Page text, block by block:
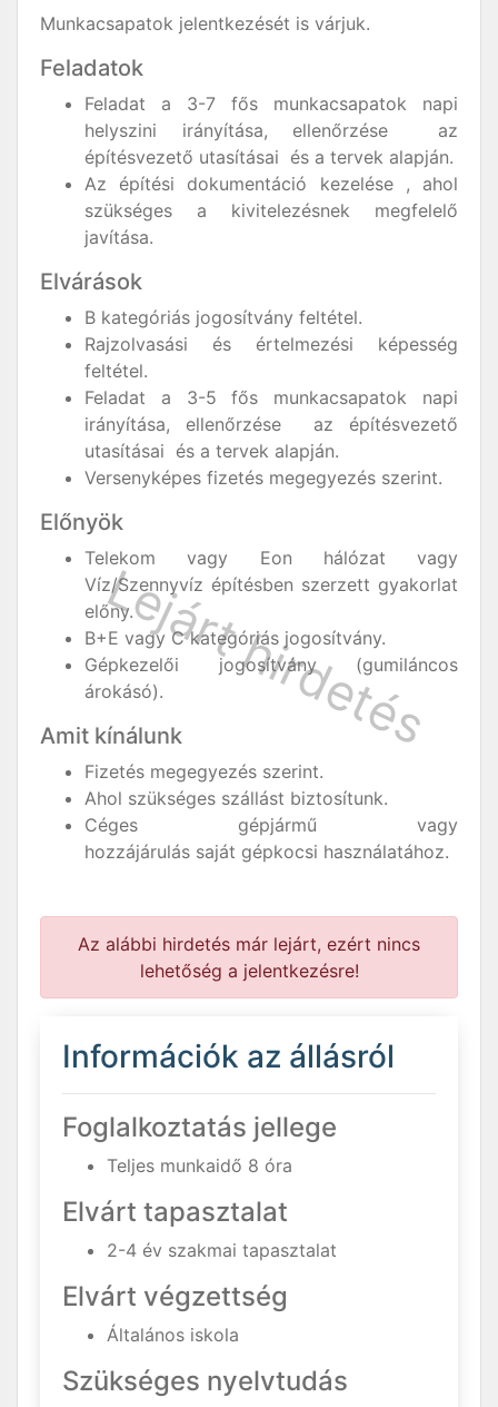
Munkacsapatok jelentkezését is várjuk.
Feladatok
Feladat a 3-7 fős munkacsapatok napi
helyszini irányítása, ellenőrzése az
építésvezető utasításai és a tervek alapján.
Az építési dokumentáció kezelése , ahol
szükséges a kivitelezésnek megfelelő
javítása.
Elvárások
B kategóriás jogosítvány feltétel.
Rajzolvasási és értelmezési képesség
feltétel.
Feladat a 3-5 fős munkacsapatok napi
irányítása, ellenőrzése az építésvezető
utasításai és a tervek alapján.
Versenyképes fizetés megegyezés szerint.
Előnyök
Telekom vagy Eon hálózat vagy
Víz/Szennyvíz építésben szerzett gyakorlat
előny.
B+E vagy C kategóriás jogosítvány.
Gépkezelői jogosítvány (gumiláncos
árokásó).
Amit kínálunk
Fizetés megegyezés szerint.
Ahol szükséges szállást biztosítunk.
Céges gépjármű vagy
hozzájárulás saját gépkocsi használatához.
Az alábbi hirdetés már lejárt, ezért nincs
lehetőség a jelentkezésre!
Információk az állásról
Foglalkoztatás jellege
Teljes munkaidő 8 óra
Elvárt tapasztalat
2-4 év szakmai tapasztalat
Elvárt végzettség
Általános iskola
Szükséges nyelvtudás